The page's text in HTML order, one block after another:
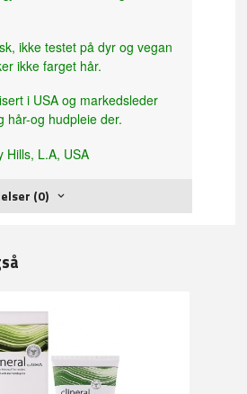
ikke testet på dyr og vegan
ikke farget hår.
i USA og markedsleder
hår-og hudpleie der.
Hills, L.A, USA
(0)